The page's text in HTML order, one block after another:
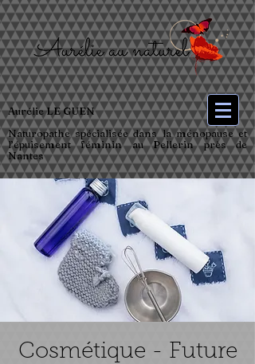
Aurélie LE GUEN
Naturopathe spécialisée dans la ménopause et
l’épuisement féminin au Pellerin près de
Nantes
Cosmétique - Future